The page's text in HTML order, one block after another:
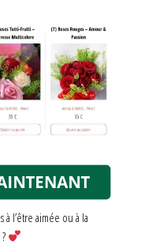
à l’être aimée ou à la